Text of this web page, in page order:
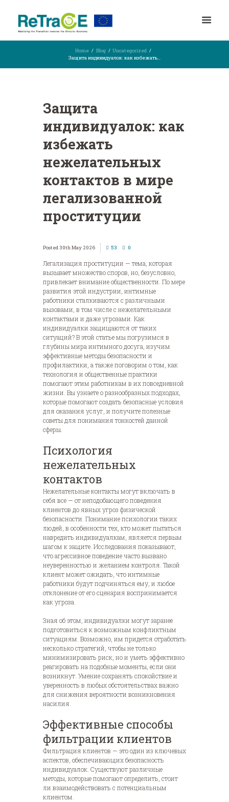
Home Blog
Uncategorized
Защита индивидуалок: как избежать...
Защита
индивидуалок: как
избежать
нежелательных
контактов в мире
легализованной
проституции
30th May 2026 53 0
Легализация проституции — тема, которая
вызывает множество споров, но, безусловно,
привлекает внимание общественности. По мере
развития этой индустрии, интимные
работники сталкиваются с различными
вызовами, в том числе с нежелательными
контактами и даже угрозами. Как
индивидуалки защищаются от таких
ситуаций? В этой статье мы погрузимся в
глубины мира интимного досуга, изучим
эффективные методы безопасности и
профилактики, а также поговорим о том, как
технология и общественные практики
помогают этим работникам в их повседневной
жизни. Вы узнаете о разнообразных подходах,
которые помогают создать безопасные условия
для оказания услуг, и получите полезные
советы для понимания тонкостей данной
сферы.
Психология
нежелательных
контактов
Нежелательные контакты могут включать в
себя все — от неподобающего поведения
клиентов до явных угроз физической
безопасности. Понимание психологии таких
людей, в особенности тех, кто может пытаться
навредить индивидуалкам, является первым
шагом к защите. Исследования показывают,
что агрессивное поведение часто вызвано
неуверенностью и желанием контроля. Такой
клиент может ожидать, что интимные
работники будут подчиняться ему, и любое
отклонение от его сценария воспринимается
как угроза.
Зная об этом, индивидуалки могут заранее
подготовиться к возможным конфликтным
ситуациям. Возможно, им придется отработать
несколько стратегий, чтобы не только
минимизировать риск, но и уметь эффективно
реагировать на подобные моменты, если они
возникнут. Умение сохранять спокойствие и
уверенность в любых обстоятельствах важно
для снижения вероятности возникновения
насилия.
Эффективные способы
фильтрации клиентов
Фильтрация клиентов — это один из ключевых
аспектов, обеспечивающих безопасность
индивидуалок. Существуют различные
методы, которые помогают определить, стоит
ли взаимодействовать с потенциальным
клиентом.